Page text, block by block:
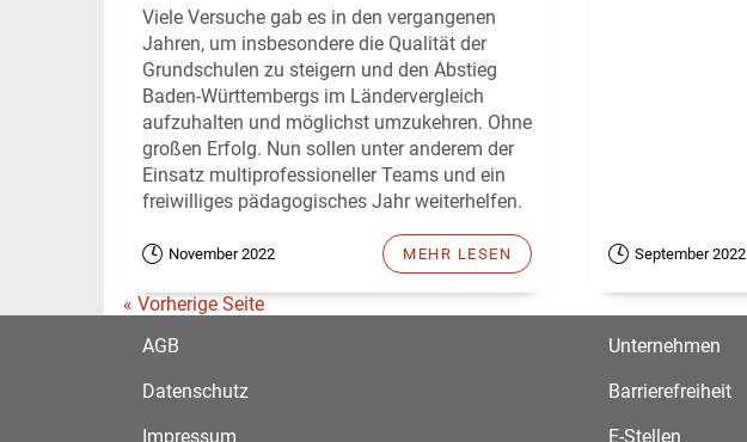
Viele Versuche gab es in den vergangenen
Jahren, um insbesondere die Qualität der
Grundschulen zu steigern und den Abstieg
Baden-Württembergs im Ländervergleich
aufzuhalten und möglichst umzukehren. Ohne
großen Erfolg. Nun sollen unter anderem der
Einsatz multiprofessioneller Teams und ein
freiwilliges pädagogisches Jahr weiterhelfen.
November 2022 MEHR LESEN September 2022
« Vorherige Seite
AGB
Datenschutz
Impressum
Unternehmen
Barrierefreiheit
E-Stellen